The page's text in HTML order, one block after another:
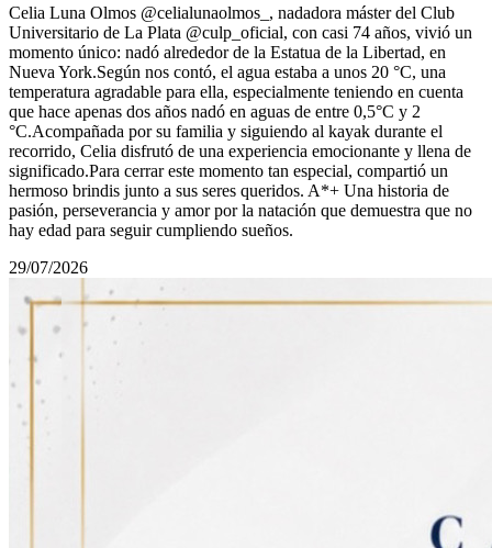
Celia Luna Olmos @celialunaolmos_, nadadora máster del Club
Universitario de La Plata @culp_oficial, con casi 74 años, vivió un
momento único: nadó alrededor de la Estatua de la Libertad, en
Nueva York.Según nos contó, el agua estaba a unos 20 °C, una
temperatura agradable para ella, especialmente teniendo en cuenta
que hace apenas dos años nadó en aguas de entre 0,5°С y 2
°C.Acompañada por su familia y siguiendo al kayak durante el
recorrido, Celia disfrutó de una experiencia emocionante y llena de
significado.Para cerrar este momento tan especial, compartió un
hermoso brindis junto a sus seres queridos. A*+ Una historia de
pasión, perseverancia y amor por la natación que demuestra que no
hay edad para seguir cumpliendo sueños.
29/07/2026